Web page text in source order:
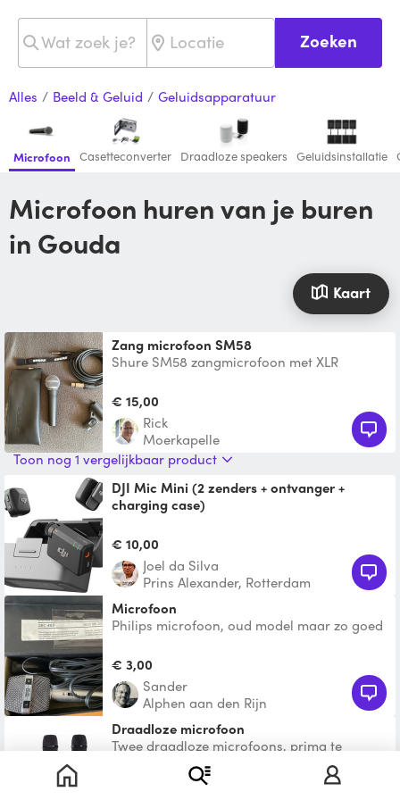
Zoeken
Alles / Beeld & Geluid / Geluidsapparatuur
Microfoon Casetteconverter Draadloze speakers Geluidsinstallatie
Microfoon huren van je buren
in Gouda
Kaart
Zang microfoon SM58
Shure SM58 zangmicrofoon met XLR
gebruiken i.c.m. JBL PartyBox
€ 15,00
Rick
Moerkapelle
Toon nog 1 vergelijkbaar product
DJI Mic Mini (2 zenders + ontvanger +
charging case)
charging case) te huur – vanaf €10 per dag
Professionele draa
€ 10,00
Joel da Silva
Prins Alexander, Rotterdam
Microfoon
Philips microfoon, oud model maar zo goed
€ 3,00
Sander
Alphen aan den Rijn
draadloze microfoon
Twee draadloze microfoons, prima te
gebruiken voor karaoke (duet) of gewoon
om echt live te zingen.